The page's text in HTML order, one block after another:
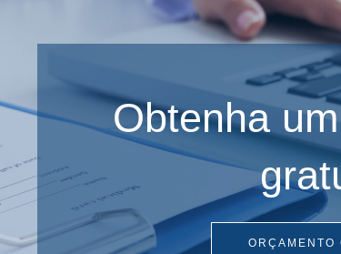
Obtenha
ORÇAMENTO